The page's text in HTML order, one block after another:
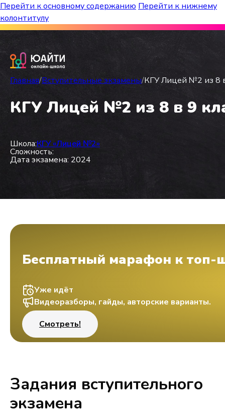
Перейти к основному содержанию Перейти к нижнему
колонтитулу
Бесплатный марафон к топ-школам!
Главная/Вступительные экзамены/КГУ Лицей №2 из 8
КГУ Лицей №2 из 8 в 9
Школа:КГУ «Лицей №2»
Сложность:
Дата экзамена: 2024
Бесплатный марафон к топ-
Уже идёт
Видеоразборы, гайды, авторские варианты.
Смотреть!
Задания вступительного
экзамена